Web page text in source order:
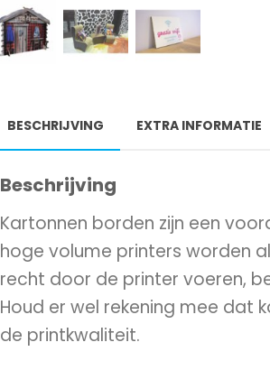
BESCHRIJVING EXTRA INFORMATIE
Beschrijving
Kartonnen borden zijn een
hoge volume printers worden
recht door de printer voeren,
Houd er wel rekening mee dat
de printkwaliteit.